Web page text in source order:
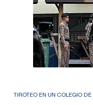
TIROTEO EN UN COLEGIO